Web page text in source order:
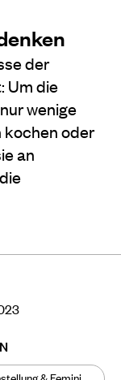
der
Um die
wenige
kochen oder
an